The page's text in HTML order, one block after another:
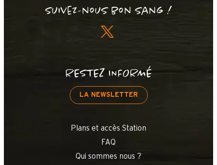
Suivez-nous bon sang !
RESTEZ INFORMÉ
LA NEWSLETTER
Plans et accès Station
FAQ
Qui sommes nous ?